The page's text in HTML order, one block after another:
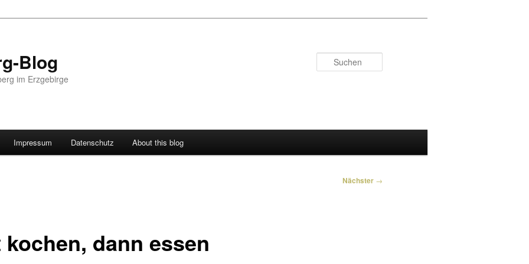
Blog
im Erzgebirge
Impressum Datenschutz About this blog
Nächster →
kochen, dann essen